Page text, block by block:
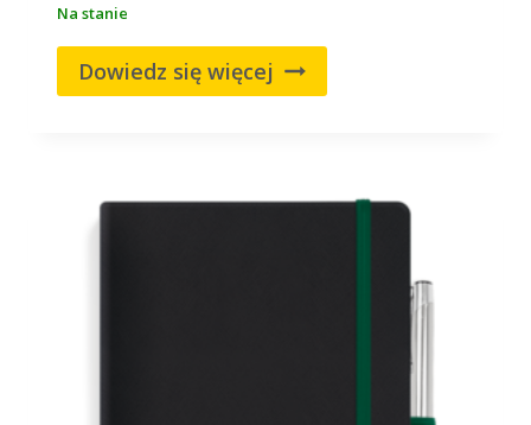
Na stanie
Dowiedz się więcej